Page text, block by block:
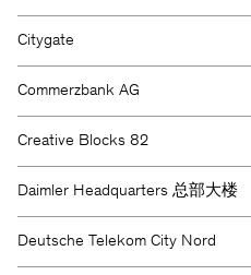
Citygate
Commerzbank AG
Creative Blocks 82
Daimler Headquarters 总部大楼
Deutsche Telekom City Nord